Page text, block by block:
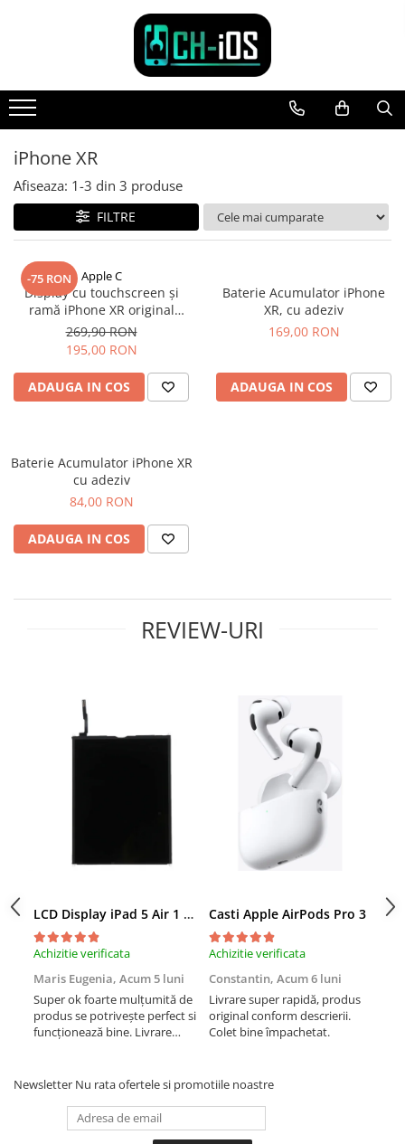
Dispozitive
iPhone
iPhone 11
iPhone 11 Pro Max
iPhone 12 Mini
iPhone 12 Pro
iPhone 12 Pro Max
iPhone 13
iPhone 13 Mini
iPhone 13 Pro Max
iPhone 14
iPhone 14 Plus
iPhone 14 Pro Max
iPhone 15 Plus
iPhone 15 Pro
iPhone 16
iPhone 16 Pro
iPhone 17 Pro
iPhone 17 Pro Max
iPhone Xs Max
Series 10
Series 11
Series 6
Series 7
Series 8
Series 9
Ultra 3
iPhone XR
Afiseaza: 1-3 din 3 produse
FILTRE
-75 RON Apple C
Display cu touchscreen și
ramă iPhone XR original
reconditionat
269,90 RON
195,00 RON
ADAUGA IN COS
Baterie Acumulator iPhone
XR, cu adeziv
169,00 RON
ADAUGA IN COS
Baterie Acumulator iPhone XR
cu adeziv
84,00 RON
ADAUGA IN COS
REVIEW-URI
LCD Display iPad 5 Air 1 A1474 A1475 A1822 A1823 9.7" original reconditionat
Achizitie verificata
Maris Eugenia, Acum 5 luni
Super ok foarte mulțumită de
produs se potrivește perfect si
funcționează bine. Livrare
Casti Apple AirPods Pro 3
Achizitie verificata
Constantin, Acum 6 luni
Livrare super rapidă, produs
original conform descrierii.
Colet bine împachetat.
Newsletter Nu rata ofertele si promotiile noastre